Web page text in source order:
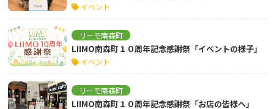
イベント
リーモ南森町
LIIMO南森町１０周年記念感謝祭「イベントの様子」
イベント
リーモ南森町
LIIMO南森町１０周年記念感謝祭「お店の皆様へ」